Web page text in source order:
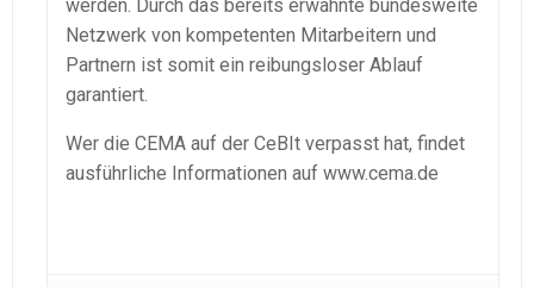
werden. Durch das bereits erwähnte bundesweite
Netzwerk von kompetenten Mitarbeitern und
Partnern ist somit ein reibungsloser Ablauf
garantiert.
Wer die CEMA auf der CeBIt verpasst hat, findet
ausführliche Informationen auf www.cema.de